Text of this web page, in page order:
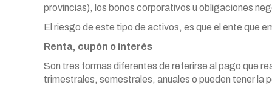
provincias), los bonos corporativos u obligaciones
El riesgo de este tipo de activos, es que el ente que
Renta, cupón o interés
Son tres formas diferentes de referirse al pago que
trimestrales, semestrales, anuales o pueden tener la